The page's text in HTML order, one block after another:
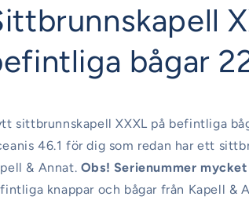
bågar
sittbrunnskapell XXXL på befintliga
46.1 för dig som redan har ett
& Annat. Obs! Serienummer
knappar och bågar från Kapell &